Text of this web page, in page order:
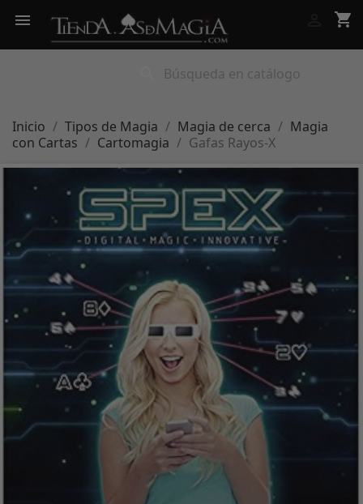
 shopping_cart
Inicio Tipos de Magia Magia de cerca
Magia
con Cartas
Cartomagia Gafas Rayos-X